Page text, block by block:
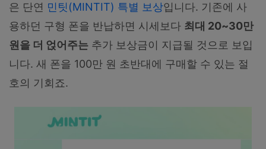
은 단연 민팃(MINTIT) 특별 보상입니다. 기존에 사
용하던 구형 폰을 반납하면 시세보다 최대 20~30만
원을 더 얹어주는 추가 보상금이 지급될 것으로 보입
니다. 새 폰을 100만 원 초반대에 구매할 수 있는 절
호의 기회죠.